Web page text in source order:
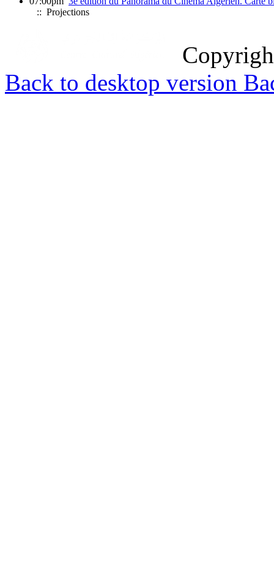
:: Projections
Back to desktop version